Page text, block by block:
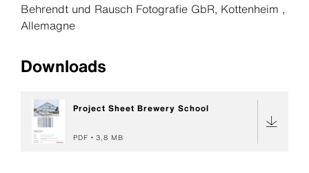
Behrendt und Rausch Fotografie GbR, Kottenheim ,
Allemagne
Downloads
Project Sheet Brewery School
PDF 3,8 MB